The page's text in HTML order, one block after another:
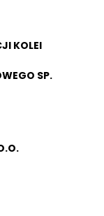
KOLEI
SP.